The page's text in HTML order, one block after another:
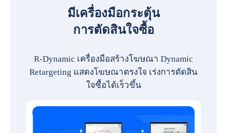
มีเครื่องมือกระตุ้น
การตัดสินใจซื้อ
R-Dynamic เครื่องมือสร้างโฆษณา Dynamic
Retargeting แสดงโฆษณาตรงใจ เร่งการตัดสิน
ใจซื้อได้เร็วขึ้น